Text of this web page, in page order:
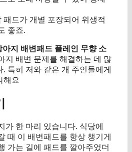
패드가 개별 포장되어 위생적
좋죠.
아지 배변패드 플레인 무향 소
지 배변 문제를 해결하는 데 많
특히 저와 같은 개 주인들에게
해요
가 한 마리 있습니다. 식당에
때 이 배변패드를 항상 챙기게
가는 길에 패드를 깔아주었더